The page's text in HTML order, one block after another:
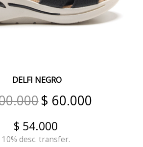
MARRON BRONCE
GAMAS OXIDO BRONCE
BORDO ESCOCÉS
LUPI
TIERRA
BLANCO FUCSIA
DELFI NEGRO
$ 60.000
$ 54.000
10% desc. transfer.